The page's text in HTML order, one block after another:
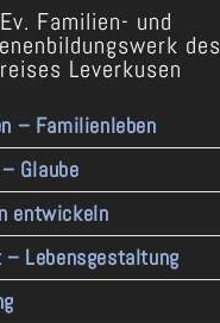
Familien- und
des
Leverkusen
– Familienleben
Glaube
entwickeln
Lebensgestaltung